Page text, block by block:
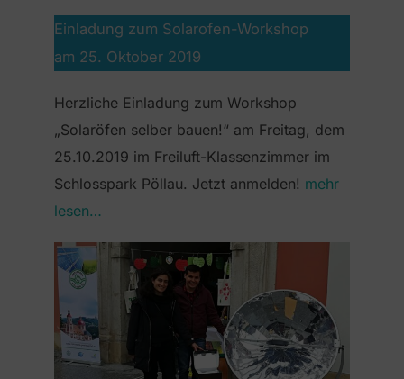
Einladung zum Solarofen-Workshop
am 25. Oktober 2019
Herzliche Einladung zum Workshop
„Solaröfen selber bauen!“ am Freitag, dem
25.10.2019 im Freiluft-Klassenzimmer im
Schlosspark Pöllau. Jetzt anmelden! mehr
lesen…